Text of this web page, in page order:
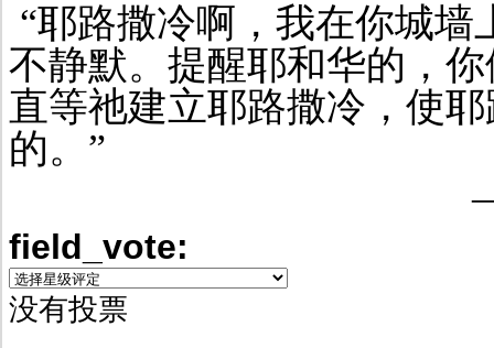
“耶路撒冷啊，我在你城
不静默。提醒耶和华的，
直等祂建立耶路撒冷，使
的。”
field_vote:
没有投票